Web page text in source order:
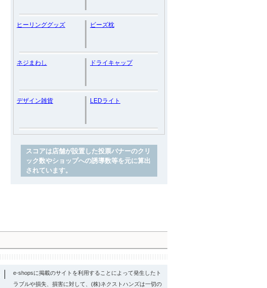
ヒーリンググッズ ビーズ枕
ネジまわし ドライキャップ
デザイン雑貨 LEDライト
スコアは店舗が設置した投票バナーのクリ
ック数やショップへの誘導数等を元に算出
されています。
e-shopsに掲載のサイトを利用することによって発生したト
ラブルや損失、損害に対して、(株)ネクストハンズは一切の